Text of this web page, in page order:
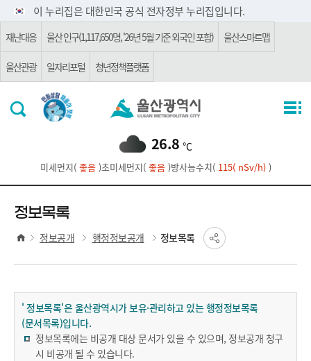
주요 메뉴로 건너뛰기
본문으로가기이 누리집은 대한민국 공식 전자정부 누리집입니다.
재난대응 울산 인구(1,117,650명, '26년 5월 기준 외국인 포함) 울산스마트맵
울산관광 일자리포털 청년정책플랫폼
26.8 ℃
미세먼지( 좋음)초미세먼지( 좋음)방사능수치(115( nSv/h) )
정보목록
정보공개 행정정보공개 정보목록
' 정보목록'은 울산광역시가 보유·관리하고 있는 행정정보목록
(문서목록)입니다.
정보목록에는 비공개 대상 문서가 있을 수 있으며, 정보공개 청구
시 비공개 될 수 있습니다.